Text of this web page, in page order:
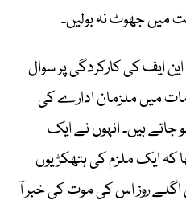
میں جھوٹ نہ بولیں۔
ایف کی کارکردگی پر سوال
میں ملزمان ادارے کی
ہیں۔ انہوں نے ایک
کہ ایک ملزم کی ہتھکڑیوں
روز اس کی موت کی خبر آ